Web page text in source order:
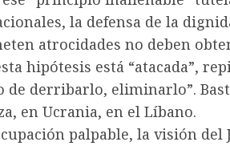
la defensa de la
atrocidades no deben
hipótesis está “atacada”,
de derribarlo, eliminarlo”.
en Ucrania, en el Líbano.
palpable, la visión del